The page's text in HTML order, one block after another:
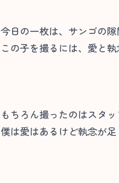
今日の一枚は、サンゴの
この子を撮るには、愛と
もちろん撮ったのはスタ
僕は愛はあるけど執念が